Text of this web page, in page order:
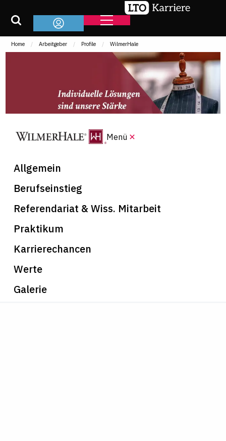
Home Arbeitgeber Profile WilmerHale
Menü
Allgemein
Berufseinstieg
Referendariat & Wiss. Mitarbeit
Praktikum
Karrierechancen
Werte
Galerie